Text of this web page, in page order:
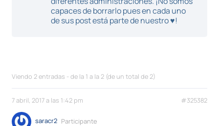
capaces de borrarlo pues en cada uno
de sus post está parte de nuestro ♥!
Viendo 2 entradas - de la 1 a la 2 (de un total de 2)
7 abril, 2017 a las 1:42 pm #325382
saracr2 Participante